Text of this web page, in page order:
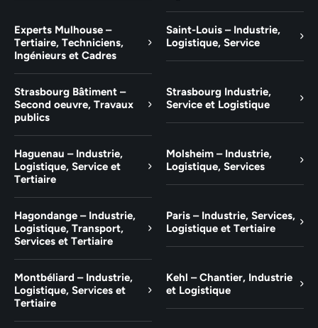
Experts Mulhouse –
Tertiaire, Techniciens,
Ingénieurs et Cadres
Saint-Louis – Industrie,
Logistique, Service
Strasbourg Bâtiment –
Second oeuvre, Travaux
publics
Strasbourg Industrie,
Service et Logistique
Haguenau – Industrie,
Logistique, Service et
Tertiaire
Molsheim – Industrie,
Logistique, Services
Hagondange – Industrie,
Logistique, Transport,
Services et Tertiaire
Paris – Industrie, Services,
Logistique et Tertiaire
Montbéliard – Industrie,
Logistique, Services et
Tertiaire
Kehl – Chantier, Industrie
et Logistique